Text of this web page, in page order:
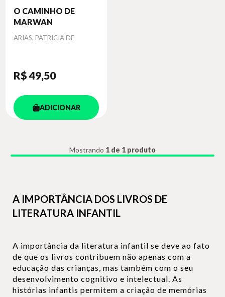
O CAMINHO DE
MARWAN
Autor
ARIAS, PATRICIA DE
R$ 49,50
ADICIONAR
Mostrando 1 de 1 produto
A IMPORTÂNCIA DOS LIVROS DE
LITERATURA INFANTIL
A importância da literatura infantil se deve ao fato
de que os livros contribuem não apenas com a
educação das crianças, mas também com o seu
desenvolvimento cognitivo e intelectual. As
histórias infantis permitem a criação de memórias